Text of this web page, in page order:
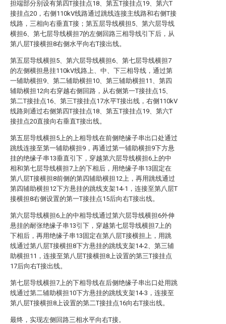
担端部分别设有第四T接挂点18、第五T接挂点19、第六T
接挂点20，右侧110kV线路通过跳线连接主线路和右侧T接
线路，三相向右垂直T接；第五层导线横担5、第六层导线
横担6、第七层导线横担7的左侧回路三相导线引下后，从
第八层T接横担8右侧水平向右T接出线。
第五层导线横担5、第六层导线横担6、第七层导线横担7
的左侧横担悬挂110kV线路上、中、下三相导线，通过第
一辅助横担9、第二辅助横担10、第三辅助横担11、第四
辅助横担12向右穿越右侧回路，从右侧第一T接挂点15、
第二T接挂点16、第三T接挂点17水平T接出线，右侧110kV
线路则通过右侧第四T接挂点18、第五T接挂点19、第六T
接挂点20直接向右垂直T接出线。
第五层导线横担5上的上相导线在前侧绝缘子串出口处通过
跳线连接至第一辅助横担9，再通过第一辅助横担9下方悬
挂的绝缘子串13垂直引下，穿越第六层导线横担6上的中
相和第七层导线横担7上的下相后，用绝缘子串13固定在
第八层T接横担8前侧的第四辅助横担12上，再用跳线通过
第四辅助横担12下方悬挂的跳线支架14-1，连接至第八层T
接横担8右侧设置的第一T接挂点15后向右T接出线。
第六层导线横担6上的中相导线通过第六层导线横担6外伸
悬挂的耐张绝缘子串13引下，穿越第七层导线横担7上的
下相后，再用绝缘子串13固定在第八层T接横担上，用跳
线通过第八层T接横担8下方悬挂的跳线支架14-2、第三辅
助横担11，连接至第八层T接横担8上设置的第三T接挂点
17后向右T接出线。
第七层导线横担7上的下相导线在后侧绝缘子串出口处用跳
线通过第二辅助横担10下方悬挂的跳线支架14-3，连接至
第八层T接横担8上设置的第二T接挂点16向右T接出线。
最终，实现左侧回路三相水平向右T接。